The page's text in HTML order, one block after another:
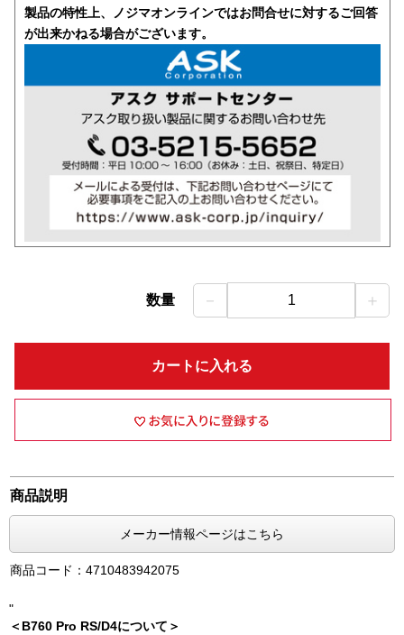
製品の特性上、ノジマオンラインではお問合せに対するご回答
が出来かねる場合がございます。
数量 － 1 ＋
カートに入れる
商品説明
メーカー情報ページはこちら
商品コード：4710483942075
"
＜B760 Pro RS/D4について＞